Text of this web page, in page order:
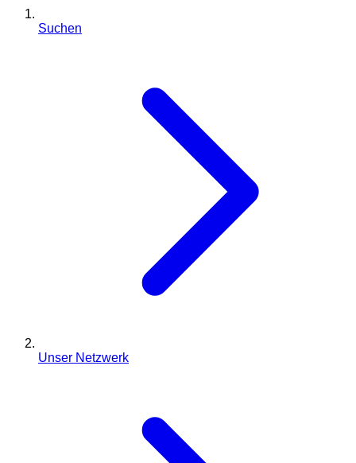
Suchen
Unser Netzwerk